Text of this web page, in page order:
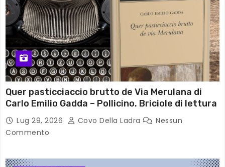
Quer pasticciaccio brutto de Via Merulana di
Carlo Emilio Gadda – Pollicino. Briciole di lettura
Lug 29, 2026 Covo Della Ladra
Nessun
Commento